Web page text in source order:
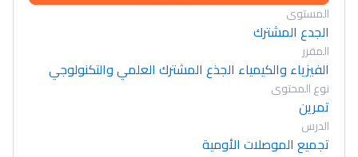
المستوى
الجدع المشترك
المقرر
الفيزياء والكيمياء الجذع المشترك العلمي والتكنولوجي
نوع المحتوى
تمرين
الدرس
تجميع الموصلات الأومية